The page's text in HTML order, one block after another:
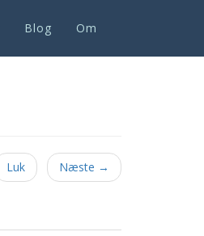
Blog Om
Luk Næste →